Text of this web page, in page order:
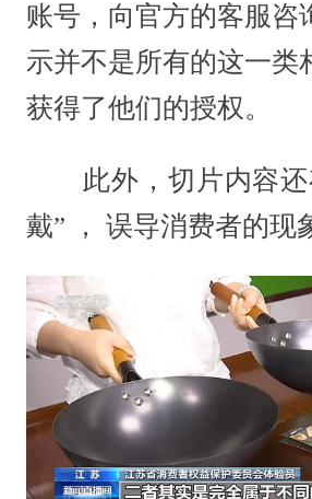
账号，向官方的客服咨
示并不是所有的这一类
获得了他们的授权。
此外，切片内容还
戴” ， 误导消费者的现